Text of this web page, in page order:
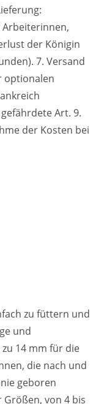
der Königin
7. Versand
optionalen
Art. 9.
der Kosten bei
zu füttern und
und
14 mm für die
die nach und
geboren
von 4 bis